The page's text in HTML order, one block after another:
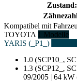
Zustand:
Kompatibel mit
TOYOTA 1 Modelle
YARIS (_P1_)
1.0 (SCP10_,
1.3 (SCP12_,
09/2005 | 64 kW